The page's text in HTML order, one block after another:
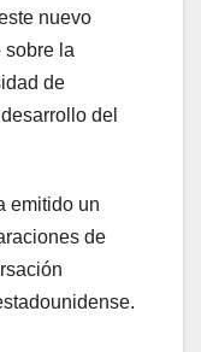
nuevo
sobre la
de
del
emitido un
de